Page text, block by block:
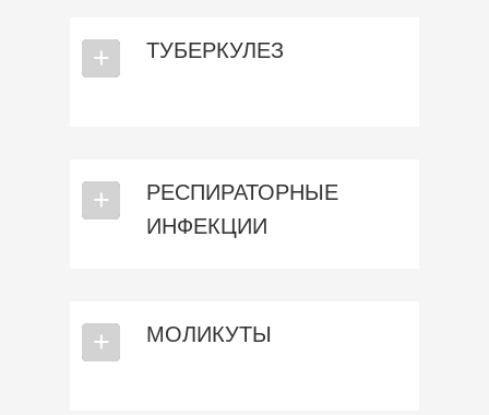
ТУБЕРКУЛЕЗ
⎯
+
РЕСПИРАТОРНЫЕ
ИНФЕКЦИИ
⎯
+
МОЛИКУТЫ
⎯
+